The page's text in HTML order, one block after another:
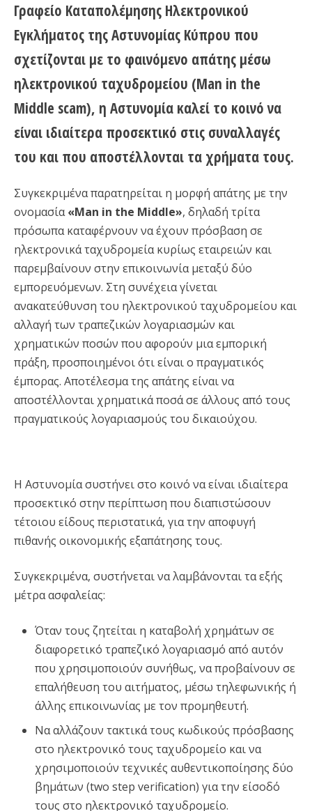
Γραφείο Καταπολέμησης Ηλεκτρονικού
Εγκλήματος της Αστυνομίας Κύπρου που
σχετίζονται με το φαινόμενο απάτης μέσω
ηλεκτρονικού ταχυδρομείου (Man in the
Middle scam), η Αστυνομία καλεί το κοινό να
είναι ιδιαίτερα προσεκτικό στις συναλλαγές
του και που αποστέλλονται τα χρήματα τους.
Συγκεκριμένα παρατηρείται η μορφή απάτης με την
ονομασία«Man in the Middle», δηλαδή τρίτα
πρόσωπα καταφέρνουν να έχουν πρόσβαση σε
ηλεκτρονικά ταχυδρομεία κυρίως εταιρειών και
παρεμβαίνουν στην επικοινωνία μεταξύ δύο
εμπορευόμενων. Στη συνέχεια γίνεται
ανακατεύθυνση του ηλεκτρονικού ταχυδρομείου και
αλλαγή των τραπεζικών λογαριασμών και
χρηματικών ποσών που αφορούν μια εμπορική
πράξη, προσποιημένοι ότι είναι ο πραγματικός
έμπορας. Αποτέλεσμα της απάτης είναι να
αποστέλλονται χρηματικά ποσά σε άλλους από τους
πραγματικούς λογαριασμούς του δικαιούχου.
Η Αστυνομία συστήνει στο κοινό να είναι ιδιαίτερα
προσεκτικό στην περίπτωση που διαπιστώσουν
τέτοιου είδους περιστατικά, για την αποφυγή
πιθανής οικονομικής εξαπάτησης τους.
Συγκεκριμένα, συστήνεται να λαμβάνονται τα εξής
μέτρα ασφαλείας:
Όταν τους ζητείται η καταβολή χρημάτων σε
διαφορετικό τραπεζικό λογαριασμό από αυτόν
που χρησιμοποιούν συνήθως, να προβαίνουν σε
επαλήθευση του αιτήματος, μέσω τηλεφωνικής ή
άλλης επικοινωνίας με τον προμηθευτή.
Να αλλάζουν τακτικά τους κωδικούς πρόσβασης
στο ηλεκτρονικό τους ταχυδρομείο και να
χρησιμοποιούν τεχνικές αυθεντικοποίησης δύο
βημάτων (two step verification) για την είσοδό
τους στο ηλεκτρονικό ταχυδρομείο.